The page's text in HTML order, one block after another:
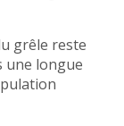
grêle reste
une longue